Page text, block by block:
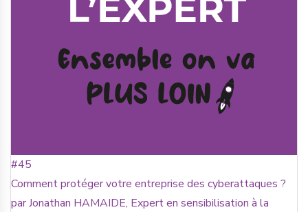
#45
Comment protéger votre entreprise des cyberattaques ?
par Jonathan HAMAIDE, Expert en sensibilisation à la